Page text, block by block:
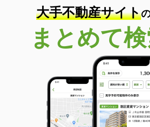
間取り
3LDK
大手不動産サイト
まとめて検